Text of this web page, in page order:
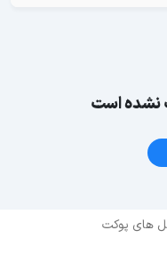
نشده است
های پوکت